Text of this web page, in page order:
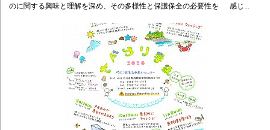
のに関する興味と理解を深め、その多様性と保護保全の必要性を 感じ...